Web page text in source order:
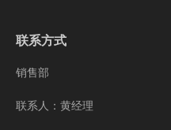
联系方式
销售部
联系人：黄经理